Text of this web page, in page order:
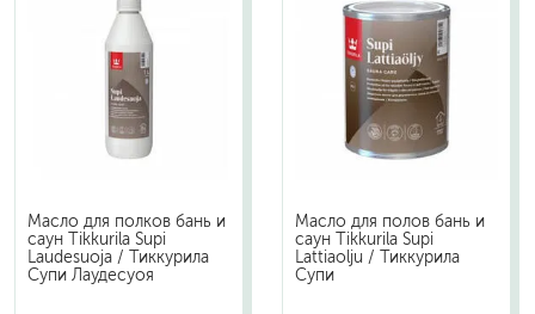
Масло для полков бань и
саун Tikkurila Supi
Laudesuoja / Тиккурила
Супи Лаудесуоя
Масло для полов бань и
саун Tikkurila Supi
Lattiaolju / Тиккурила
Супи